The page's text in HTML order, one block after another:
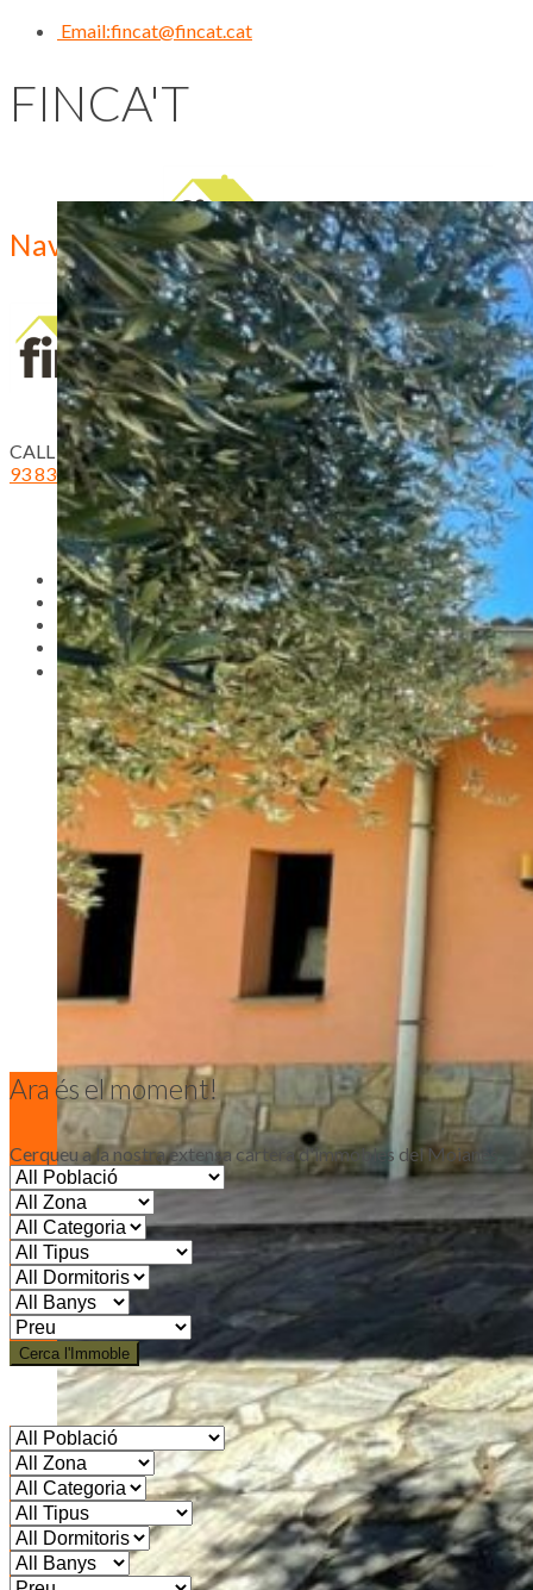
Email:fincat@fincat.cat
FINCA'T
Navigation
CALL US NOW
93 830 14 35
Inici
Qui Som
Contacte
Actualitat
Ara és el moment!
Cerqueu a la nostra extensa cartera d'immobles del Moianès.
Cerca l'Immoble